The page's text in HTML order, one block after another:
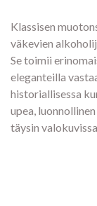
Klassisen
väkevien
Se toimii
eleganteilla
historiallisessa
upea,
täysin